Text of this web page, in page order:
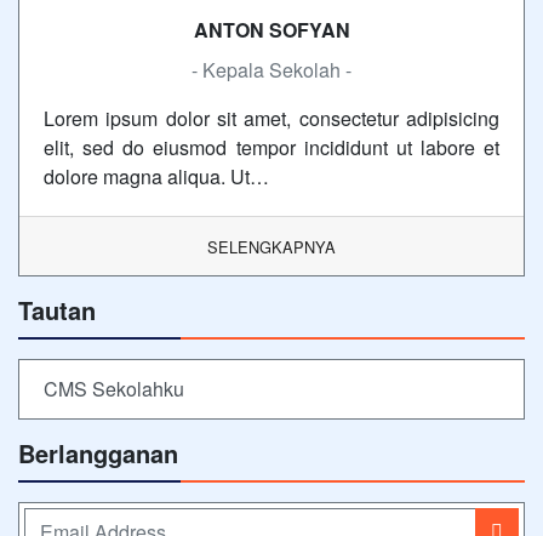
ANTON SOFYAN
- Kepala Sekolah -
Lorem ipsum dolor sit amet, consectetur adipisicing
elit, sed do eiusmod tempor incididunt ut labore et
dolore magna aliqua. Ut…
SELENGKAPNYA
Tautan
CMS Sekolahku
Berlangganan